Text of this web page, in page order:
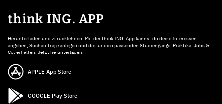
think ING. APP
Herunterladen und zurücklehnen: Mit der think ING. App kannst du deine Interessen
angeben, Suchaufträge anlegen und die für dich passenden Studiengänge, Praktika, Jobs &
Co. erhalten. Jetzt herunterladen!
APPLE App Store
GOOGLE Play Store